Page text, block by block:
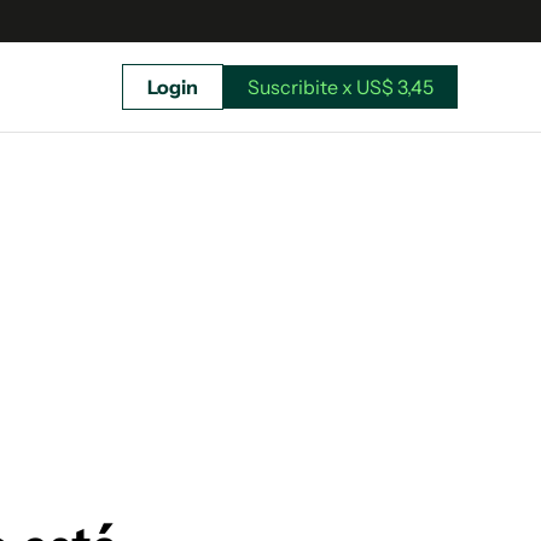
Login Suscribite x US$ 3,45